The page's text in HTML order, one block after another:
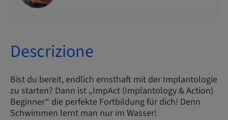
Descrizione
Bist du bereit, endlich ernsthaft mit der Implantologie
zu starten? Dann ist „ImpAct (Implantology & Action)
Beginner“ die perfekte Fortbildung für dich! Denn
Schwimmen lernt man nur im Wasser!